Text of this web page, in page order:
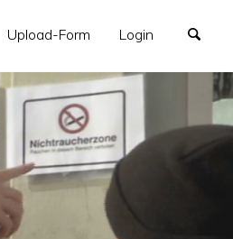
Upload-Form Login